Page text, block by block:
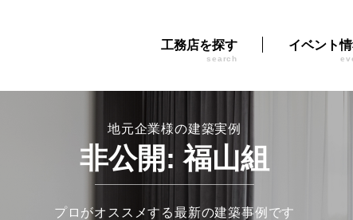
工務店を探す
search
イベント
地元企業様の建築実例
非公開: 福山組
プロがオススメする最新の建築事例です